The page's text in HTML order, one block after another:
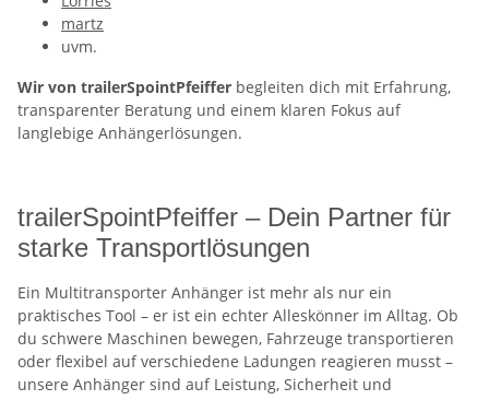
martz
uvm.
Wir von trailerSpointPfeiffer begleiten dich mit Erfahrung,
transparenter Beratung und einem klaren Fokus auf
langlebige Anhängerlösungen.
trailerSpointPfeiffer – Dein Partner für
starke Transportlösungen
Ein Multitransporter Anhänger ist mehr als nur ein
praktisches Tool – er ist ein echter Alleskönner im Alltag. Ob
du schwere Maschinen bewegen, Fahrzeuge transportieren
oder flexibel auf verschiedene Ladungen reagieren musst –
unsere Anhänger sind auf Leistung, Sicherheit und